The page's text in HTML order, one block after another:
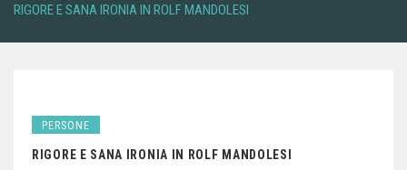
RIGORE E SANA IRONIA IN ROLF MANDOLESI
PERSONE
RIGORE E SANA IRONIA IN ROLF MANDOLESI